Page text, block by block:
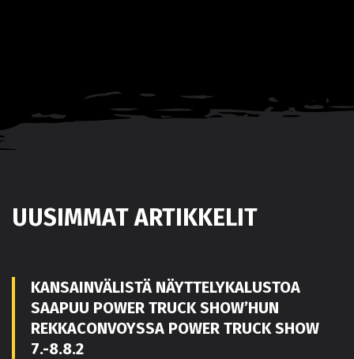
UUSIMMAT ARTIKKELIT
KANSAINVÄLISTÄ NÄYTTELYKALUSTOA
SAAPUU POWER TRUCK SHOW’HUN
REKKACONVOYSSA POWER TRUCK SHOW
7.-8.8.2